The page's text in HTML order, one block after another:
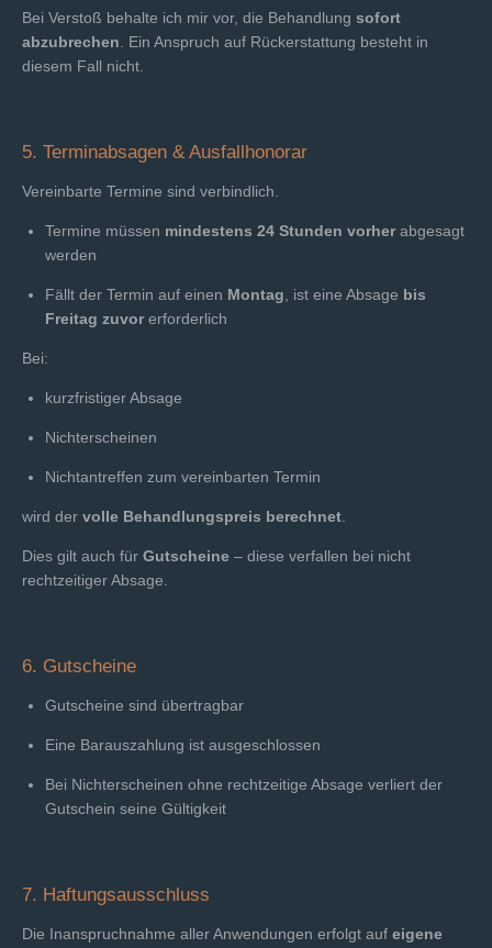
Bei Verstoß behalte ich mir vor, die Behandlung sofort
abzubrechen . Ein Anspruch auf Rückerstattung besteht in
diesem Fall nicht.
5. Terminabsagen & Ausfallhonorar
Vereinbarte Termine sind verbindlich.
Termine müssen mindestens 24 Stunden vorherabgesagt
werden
Fällt der Termin auf einen Montag , ist eine Absage bis
Freitag zuvorerforderlich
Bei:
kurzfristiger Absage
Nichterscheinen
Nichtantreffen zum vereinbarten Termin
wird der volle Behandlungspreis berechnet
Dies gilt auch für Gutscheine – diese verfallen bei nicht
rechtzeitiger Absage.
6. Gutscheine
Gutscheine sind übertragbar
Eine Barauszahlung ist ausgeschlossen
Bei Nichterscheinen ohne rechtzeitige Absage verliert der
Gutschein seine Gültigkeit
7. Haftungsausschluss
Die Inanspruchnahme aller Anwendungen erfolgt auf eigene